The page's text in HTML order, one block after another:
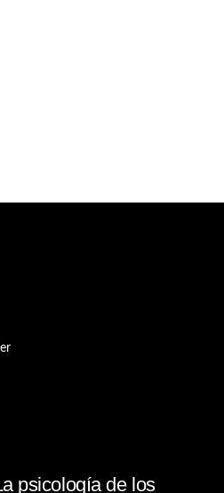
psicología de los